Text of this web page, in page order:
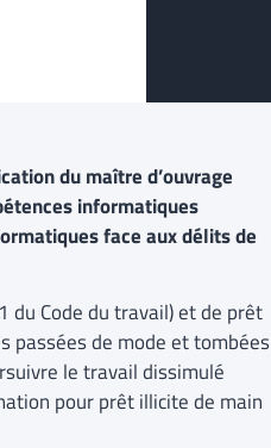
du maître d’ouvrage
informatiques
face aux délits de
du Code du travail) et de prêt
passées de mode et tombées
le travail dissimulé
pour prêt illicite de main